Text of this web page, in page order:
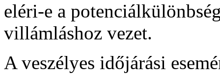
eléri-e a
villámláshoz vezet.
A veszélyes időjárási